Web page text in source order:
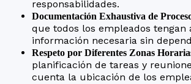
responsabilidades.
Documentación Exhaustiva de
que todos los empleados tengan
información necesaria sin
Respeto por Diferentes Zonas
planificación de tareas y
cuenta la ubicación de los